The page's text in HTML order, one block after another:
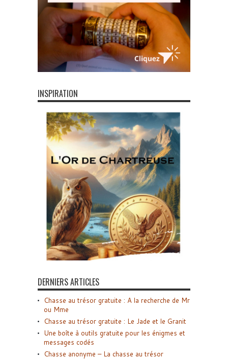
INSPIRATION
DERNIERS ARTICLES
Chasse au trésor gratuite : A la recherche de Mr
ou Mme
Chasse au trésor gratuite : Le Jade et le Granit
Une boîte à outils gratuite pour les énigmes et
messages codés
Chasse anonyme – La chasse au trésor